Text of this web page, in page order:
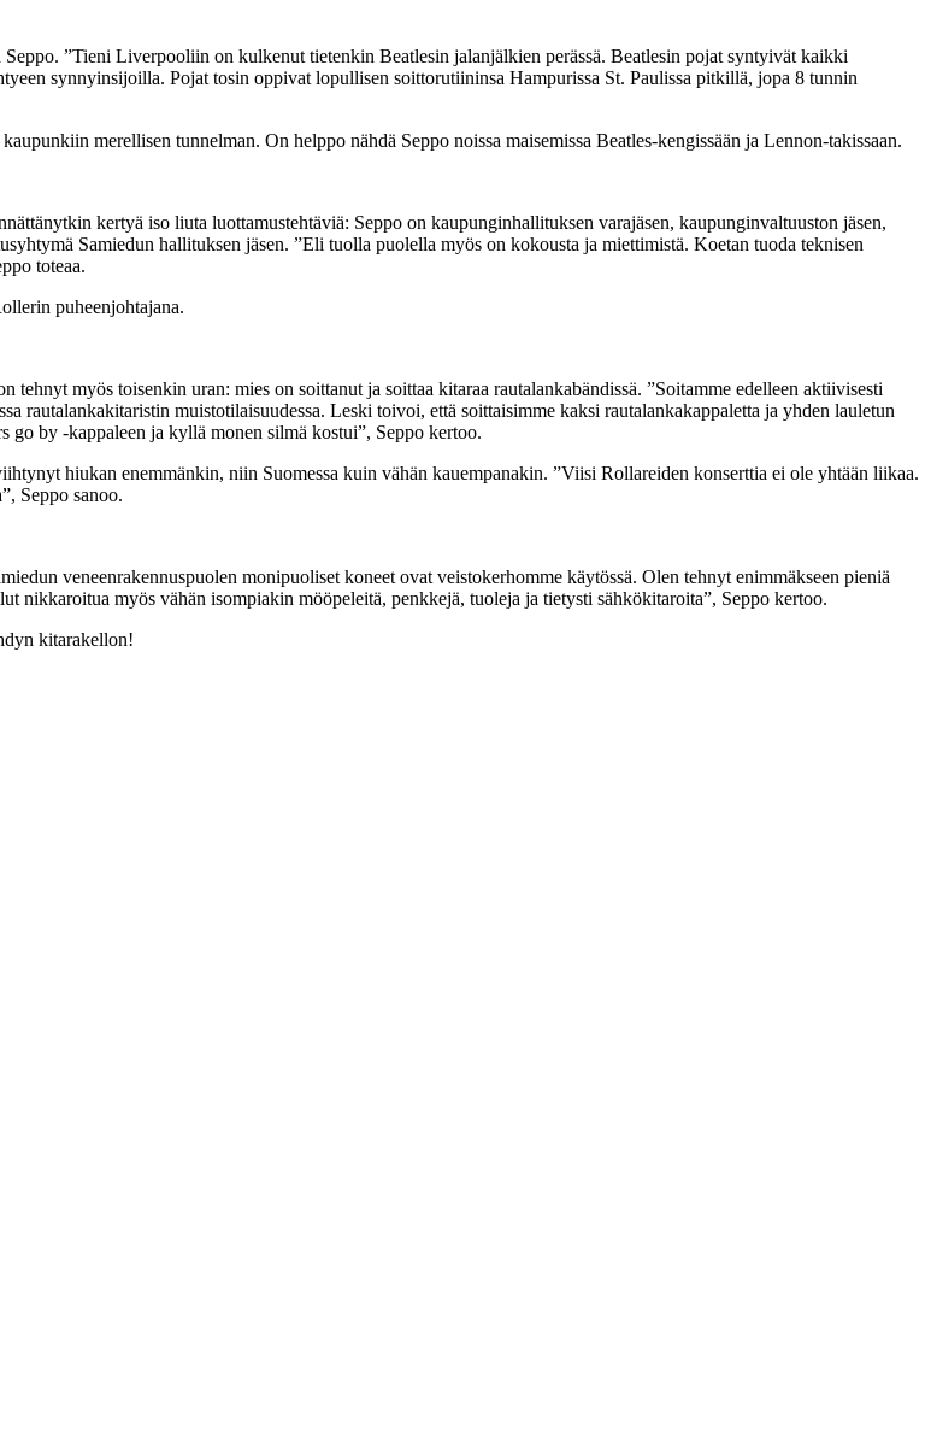
”Tieni Liverpooliin on kulkenut tietenkin Beatlesin jalanjälkien perässä. Beatlesin pojat syntyivät kaikki
synnyinsijoilla. Pojat tosin oppivat lopullisen soittorutiininsa Hampurissa St. Paulissa pitkillä, jopa 8 tunnin
merellisen tunnelman. On helppo nähdä Seppo noissa maisemissa Beatles-kengissään ja Lennon-takissaan.
kertyä iso liuta luottamustehtäviä: Seppo on kaupunginhallituksen varajäsen, kaupunginvaltuuston jäsen,
Samiedun hallituksen jäsen. ”Eli tuolla puolella myös on kokousta ja miettimistä. Koetan tuoda teknisen
toteaa.
puheenjohtajana.
myös toisenkin uran: mies on soittanut ja soittaa kitaraa rautalankabändissä. ”Soitamme edelleen aktiivisesti
rautalankakitaristin muistotilaisuudessa. Leski toivoi, että soittaisimme kaksi rautalankakappaletta ja yhden lauletun
go by -kappaleen ja kyllä monen silmä kostui”, Seppo kertoo.
hiukan enemmänkin, niin Suomessa kuin vähän kauempanakin. ”Viisi Rollareiden konserttia ei ole yhtään liikaa.
Seppo sanoo.
veneenrakennuspuolen monipuoliset koneet ovat veistokerhomme käytössä. Olen tehnyt enimmäkseen pieniä
nikkaroitua myös vähän isompiakin mööpeleitä, penkkejä, tuoleja ja tietysti sähkökitaroita”, Seppo kertoo.
kitarakellon!